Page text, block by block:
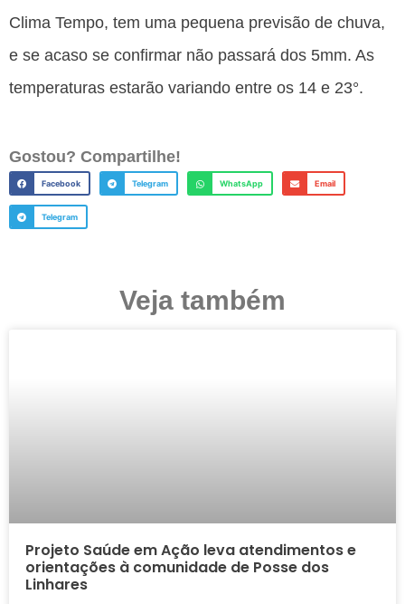
Clima Tempo, tem uma pequena previsão de chuva,
e se acaso se confirmar não passará dos 5mm. As
temperaturas estarão variando entre os 14 e 23°.
Gostou? Compartilhe!
Facebook Telegram WhatsApp Email
Telegram
Veja também
Projeto Saúde em Ação leva atendimentos e
orientações à comunidade de Posse dos
Linhares